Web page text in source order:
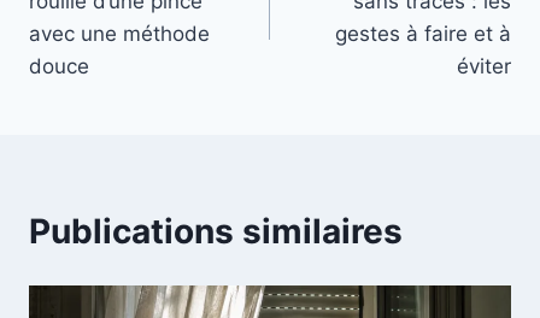
l’article
avec une méthode
douce
gestes à faire et à
éviter
Publications similaires